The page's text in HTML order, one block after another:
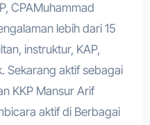
CPAMuhammad
lebih dari 15
instruktur, KAP,
Sekarang aktif sebagai
KKP Mansur Arif
aktif di Berbagai